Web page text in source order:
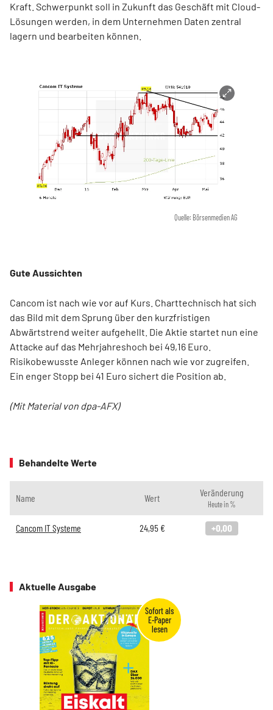
Kraft. Schwerpunkt soll in Zukunft das Geschäft mit Cloud-
Lösungen werden, in dem Unternehmen Daten zentral
lagern und bearbeiten können.
Quelle: Börsenmedien AG
Gute Aussichten
Cancom ist nach wie vor auf Kurs. Charttechnisch hat sich
das Bild mit dem Sprung über den kurzfristigen
Abwärtstrend weiter aufgehellt. Die Aktie startet nun eine
Attacke auf das Mehrjahreshoch bei 49,16 Euro.
Risikobewusste Anleger können nach wie vor zugreifen.
Ein enger Stopp bei 41 Euro sichert die Position ab.
(Mit Material von dpa-AFX)
Behandelte Werte
Name Wert Veränderung
Heute in %
Cancom IT Systeme 24,95€ +0,00
Aktuelle Ausgabe